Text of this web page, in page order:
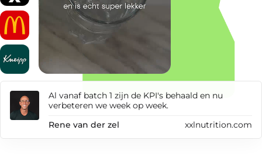
Al vanaf batch 1 zijn de KPI's behaald en nu
verbeteren we week op week.
Rene van der zel
xxlnutrition.com